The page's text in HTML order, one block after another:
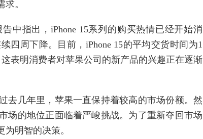
。
中指出，iPhone 15系列的购买热情已经开始消
四周下降。目前，iPhone 15的平均交货时间为1
这表明消费者对苹果公司的新产品的兴趣正在逐渐
去几年里，苹果一直保持着较高的市场份额。然
场的地位正面临着严峻挑战。为了重新夺回市场
明智的决策。